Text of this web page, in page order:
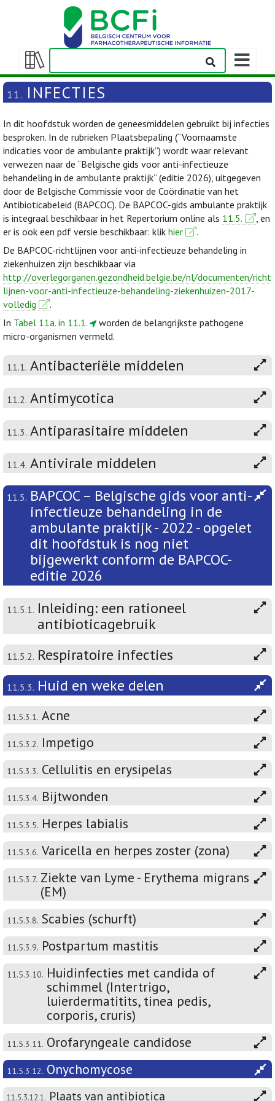
Weergeven/verbergen
inhoudstafel
11. INFECTIES
In dit hoofdstuk worden de geneesmiddelen gebruikt bij infecties
besproken. In de rubrieken Plaatsbepaling (“Voornaamste
indicaties voor de ambulante praktijk”) wordt waar relevant
verwezen naar de “Belgische gids voor anti-infectieuze
behandeling in de ambulante praktijk” (editie 2026), uitgegeven
door de Belgische Commissie voor de Coördinatie van het
Antibioticabeleid (BAPCOC). De BAPCOC-gids ambulante praktijk
is integraal beschikbaar in het Repertorium online als 11.5.
, en
er is ook een pdf versie beschikbaar: klik hier
.
De BAPCOC-richtlijnen voor anti-infectieuze behandeling in
ziekenhuizen zijn beschikbaar via
http://overlegorganen.gezondheid.belgie.be/nl/documenten/richt
lijnen-voor-anti-infectieuze-behandeling-ziekenhuizen-2017-
volledig
.
In Tabel 11a. in 11.1.
worden de belangrijkste pathogene
micro-organismen vermeld.
11.1. Antibacteriële middelen
11.2. Antimycotica
11.3. Antiparasitaire middelen
11.4. Antivirale middelen
11.5. BAPCOC – Belgische gids voor anti-
infectieuze behandeling in de
ambulante praktijk - 2022 - opgelet
dit hoofdstuk is nog niet
bijgewerkt conform de BAPCOC-
editie 2026
11.5.1. Inleiding: een rationeel
antibioticagebruik
11.5.2. Respiratoire infecties
11.5.3. Huid en weke delen
11.5.3.1. Acne
11.5.3.2. Impetigo
11.5.3.3. Cellulitis en erysipelas
11.5.3.4. Bijtwonden
11.5.3.5. Herpes labialis
11.5.3.6. Varicella en herpes zoster (zona)
11.5.3.7. Ziekte van Lyme - Erythema migrans
(EM)
11.5.3.8. Scabies (schurft)
11.5.3.9. Postpartum mastitis
11.5.3.10. Huidinfecties met candida of
schimmel (Intertrigo,
luierdermatitits, tinea pedis,
corporis, cruris)
11.5.3.11. Orofaryngeale candidose
11.5.3.12. Onychomycose
11.5.3.12.1. Plaats van antibiotica